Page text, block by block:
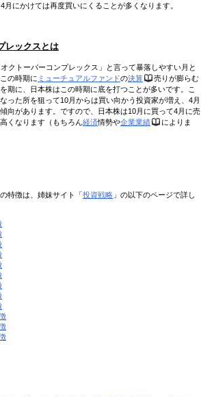
月にかけては再度買いにくることが多くなります。
レックスとは
クトーバーコンプレックス」と言って暴落しやすい月と
の時期に ミューチュアルファンドの決算
売りが膨らむ
期に、日本株はこの時期に底を打つことが多いです。こ
った所を狙って10月からは買い向かう投資家が増え、4月
向があります。ですので、日本株は10月に買って4月に売
くなります（もちろん経済情勢や企業業績
によりま
特徴は、姉妹サイト「投資戦略 」の以下のページで詳し